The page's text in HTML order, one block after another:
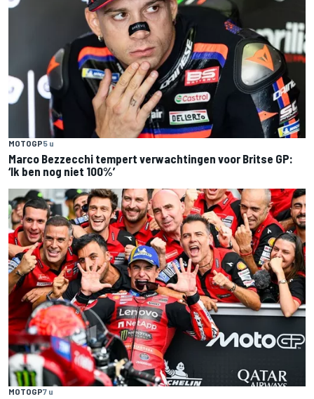
MOTOGP5 u
Marco Bezzecchi tempert verwachtingen voor Britse GP:
‘Ik ben nog niet 100%’
MOTOGP7 u